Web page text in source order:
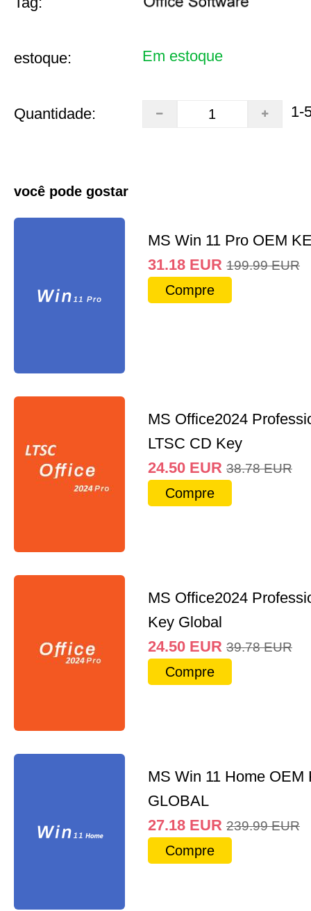
estoque: Em estoque
Quantidade: 1-
você pode gostar
MS Win 11 Pro OEM
31.18 EUR 199.99 EUR
Compre
MS Office2024
LTSC CD Key
24.50 EUR 38.78 EUR
Compre
MS Office2024
Key Global
24.50 EUR 39.78 EUR
Compre
MS Win 11 Home OEM
GLOBAL
27.18 EUR 239.99 EUR
Compre